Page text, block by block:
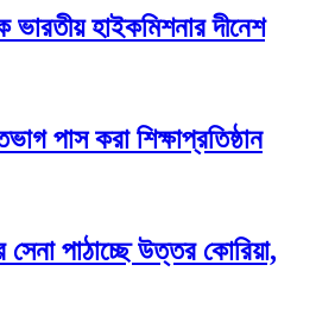
ভারতীয় হাইকমিশনার দীনেশ
পাস করা শিক্ষাপ্রতিষ্ঠান
সেনা পাঠাচ্ছে উত্তর কোরিয়া,